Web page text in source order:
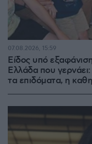
Είδος υπό
Ελλάδα που
τα επιδόματα, η
07.08.2026, 15:59